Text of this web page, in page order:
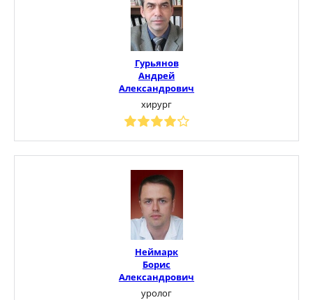
Гурьянов
Андрей
Александрович
хирург
Неймарк
Борис
Александрович
уролог